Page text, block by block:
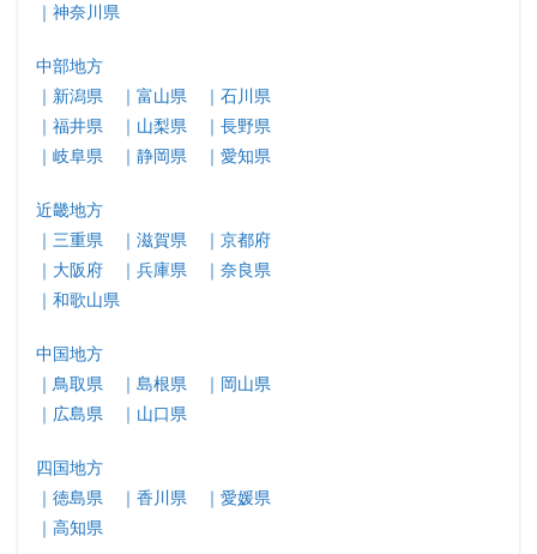
｜神奈川県
中部地方
｜新潟県
｜富山県
｜石川県
｜福井県
｜山梨県
｜長野県
｜岐阜県
｜静岡県 ｜愛知県
近畿地方
｜三重県
｜滋賀県
｜京都府
｜大阪府
｜兵庫県
｜奈良県
｜和歌山県
中国地方
｜鳥取県
｜島根県
｜岡山県
｜広島県
｜山口県
四国地方
｜徳島県
｜香川県
｜愛媛県
｜高知県